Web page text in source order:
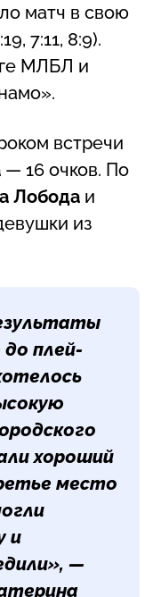
матч в свою
7:11, 8:9).
МЛБЛ и
встречи
— 16 очков. По
Лобода и
из
плей-
хороший
место
и
—